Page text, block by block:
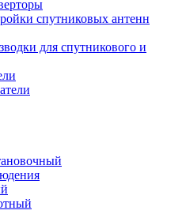
спутниковых антенн
для спутникового и